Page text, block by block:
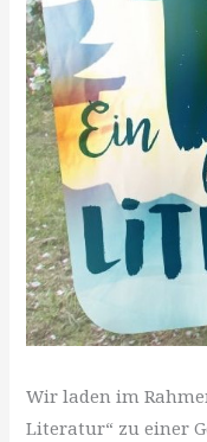
Wir laden im
Literatur“ zu einer